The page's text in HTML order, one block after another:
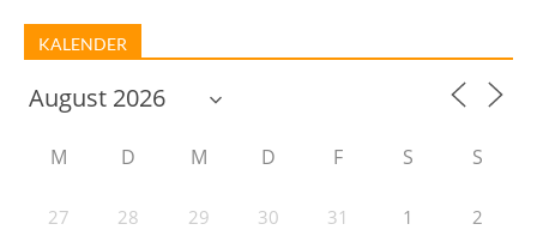
KALENDER
M D M D F S S
27 28 29 30 31 1 2